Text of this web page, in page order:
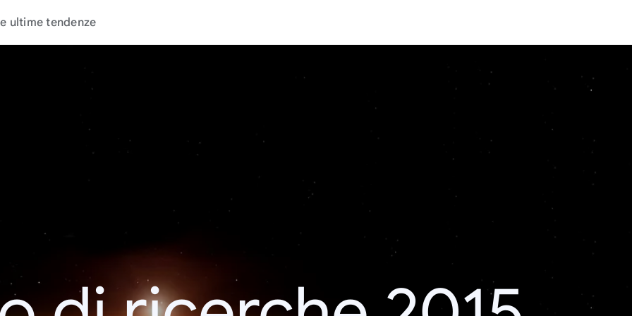
ultime tendenze